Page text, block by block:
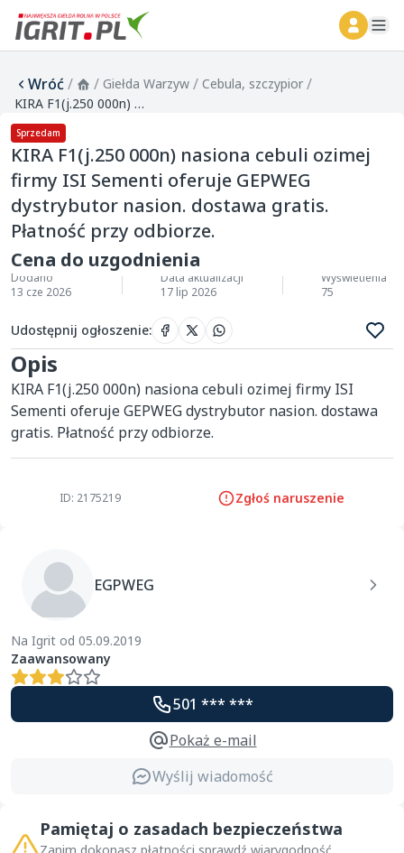
Wróć/ / Giełda Warzyw / Cebula, szczypior /
KIRA F1(j.250 000n) nasiona cebuli ozimej firmy ISI Sementi oferuje GEPWEG dystrybutor nasion. dostawa gratis. Płatność przy odbiorze.
Sprzedam
KIRA F1(j.250 000n) nasiona cebuli ozimej
firmy ISI Sementi oferuje GEPWEG
dystrybutor nasion. dostawa gratis.
Płatność przy odbiorze.
Cena do uzgodnienia
Dodano
13 cze 2026
Data aktualizacji
17 lip 2026
Wyświetlenia
75
Udostępnij ogłoszenie:
Opis
KIRA F1(j.250 000n) nasiona cebuli ozimej firmy ISI
Sementi oferuje GEPWEG dystrybutor nasion. dostawa
gratis. Płatność przy odbiorze.
ID: 2175219 Zgłoś naruszenie
EGPWEG
Na Igrit od 05.09.2019
Zaawansowany
501 *** ***
Pokaż e-mail
Wyślij wiadomość
Pamiętaj o zasadach bezpieczeństwa